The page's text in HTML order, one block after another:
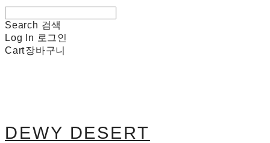
Search 검색
Log In 로그인
Cart장바구니
DEWY DESERT